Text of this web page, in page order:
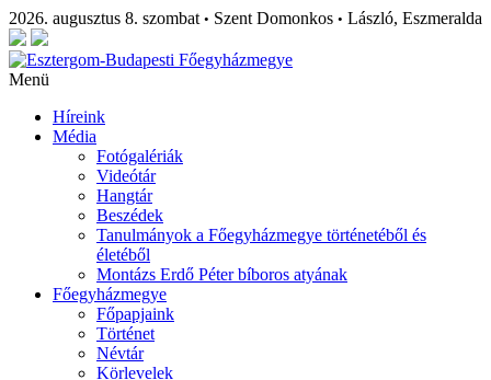
2026. augusztus 8. szombat • Szent Domonkos • László, Eszmeralda
Menü
Híreink
Média
Fotógalériák
Videótár
Hangtár
Beszédek
Tanulmányok a Főegyházmegye történetéből és
életéből
Montázs Erdő Péter bíboros atyának
Főegyházmegye
Főpapjaink
Történet
Névtár
Körlevelek